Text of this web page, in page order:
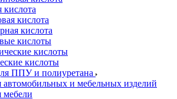
кислота
кислота
кислота
кислоты
кислоты
кислоты
ППУ и полиуретана
и мебельных изделий